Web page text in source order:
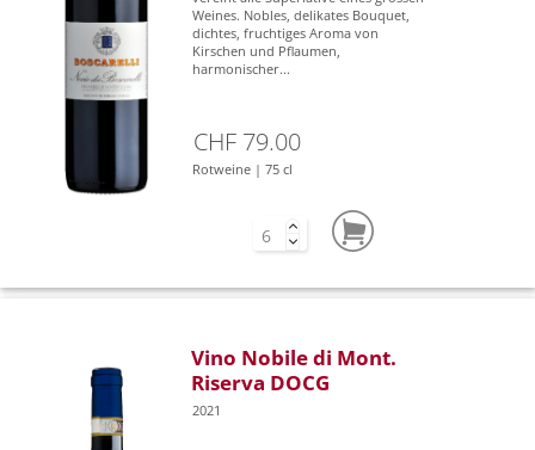
Weines. Nobles, delikates Bouquet,
dichtes, fruchtiges Aroma von
Kirschen und Pflaumen,
harmonischer...
CHF 79.00
Rotweine | 75 cl
Vino Nobile di Mont.
Riserva DOCG
2021